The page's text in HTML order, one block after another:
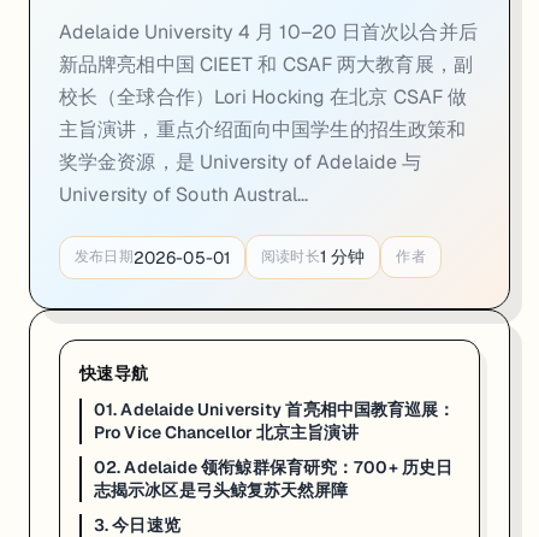
02. Adelaide 领衔鲸群保育研究：700+ 历史
：阿德莱德大学主导的一项国际研究 2026 年 4 月下旬发布：
阿德莱德大学主导的国际研究团队 2026 年 4 月下旬发布一项发现：
这项研究在方法论上的价值同样突出。历史档案数字化 + 生态建模的
对走 Marine Biology、Environmental Science、Conservation
来源：Adelaide University Newsroom · 2026-04
3. 今日速览
01 · 中国教育展首秀
02 · 弓头鲸保育研究：Adelaide 领衔分析 700+ 历史捕鲸日志；
如果你在看 ADELAIDE 的申请、奖学金或研究机会，这篇可以直接当作
Adelaide University 4 月 10–20 日首次以合并后
新品牌亮相中国 CIEET 和 CSAF 两大教育展，副
校长（全球合作）Lori Hocking 在北京 CSAF 做
主旨演讲，重点介绍面向中国学生的招生政策和
奖学金资源，是 University of Adelaide 与
University of South Austral...
发布日期2026-05-01 阅读时长1 分钟 作者
快速导航
01. Adelaide University 首亮相中国教育巡展：
Pro Vice Chancellor 北京主旨演讲
02. Adelaide 领衔鲸群保育研究：700+ 历史日
志揭示冰区是弓头鲸复苏天然屏障
3. 今日速览